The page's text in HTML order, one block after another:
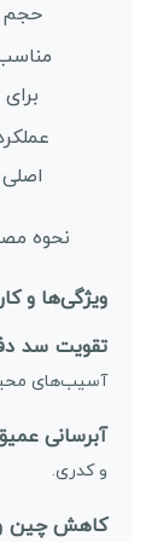
حجم
برای
اصلی
نحوه
ویژگی‌ها و
تقویت سد
آسیب‌های
آبرسانی
و کدری.
کاهش چین